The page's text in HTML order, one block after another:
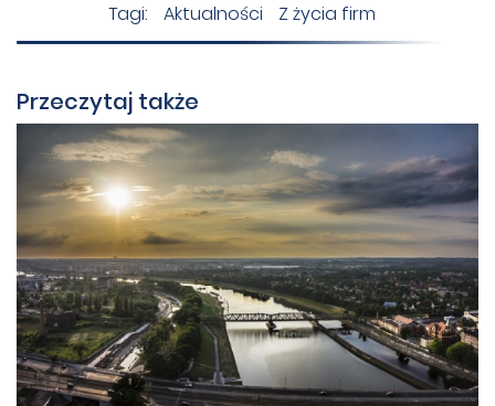
Tagi: Aktualności Z życia firm
Przeczytaj także